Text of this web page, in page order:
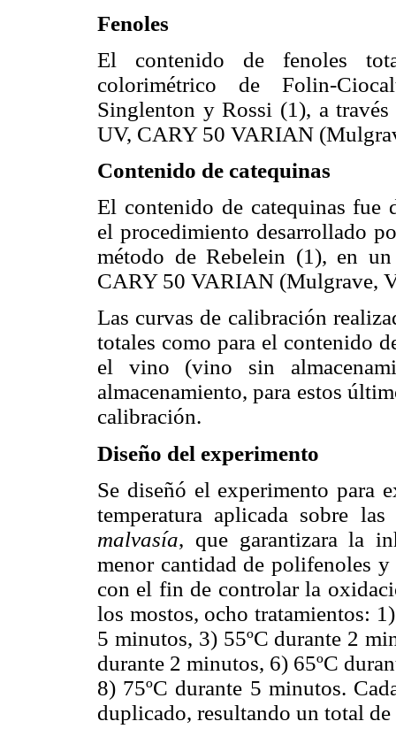
Fenoles
El contenido de fenoles
colorimétrico de Folin-
Singlenton y Rossi (1), a
UV, CARY 50 VARIAN
Contenido de catequinas
El contenido de catequinas fue
el procedimiento desarrollado
método de Rebelein (1), en
CARY 50 VARIAN (Mulgrave,
Las curvas de calibración
totales como para el contenido
el vino (vino sin
almacenamiento, para estos
calibración.
Diseño del experimento
Se diseñó el experimento para
temperatura aplicada sobre
malvasía, que garantizara la
menor cantidad de polifenoles
con el fin de controlar la
los mostos, ocho tratamientos:
5 minutos, 3) 55ºC durante 2
durante 2 minutos, 6) 65ºC
8) 75ºC durante 5 minutos.
duplicado, resultando un total